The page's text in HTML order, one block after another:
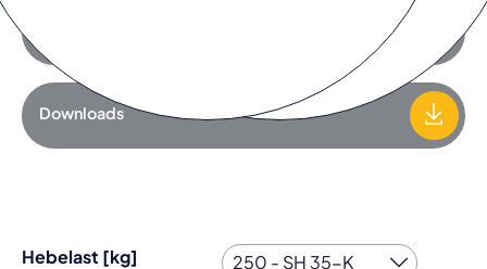
Downloads
Hebelast [kg]